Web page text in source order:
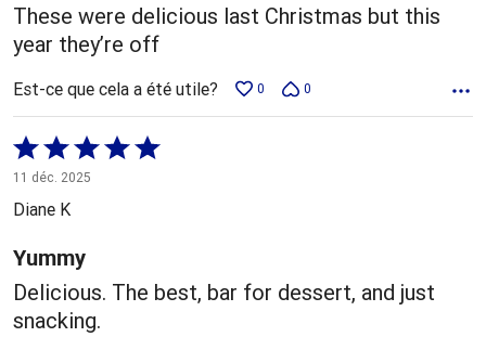
These were delicious last Christmas but this
year they’re off
Est-ce que cela a été utile? 0 0
Coté
5 sur
5
11 déc. 2025
Diane K
Yummy
Delicious. The best, bar for dessert, and just
snacking.